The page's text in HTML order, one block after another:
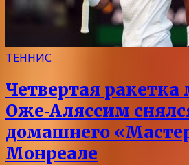
ТЕННИС
Четвертая ракетка
Оже‑Аляссим
домашнего
Монреале